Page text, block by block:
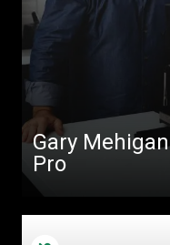
Gary
Pro